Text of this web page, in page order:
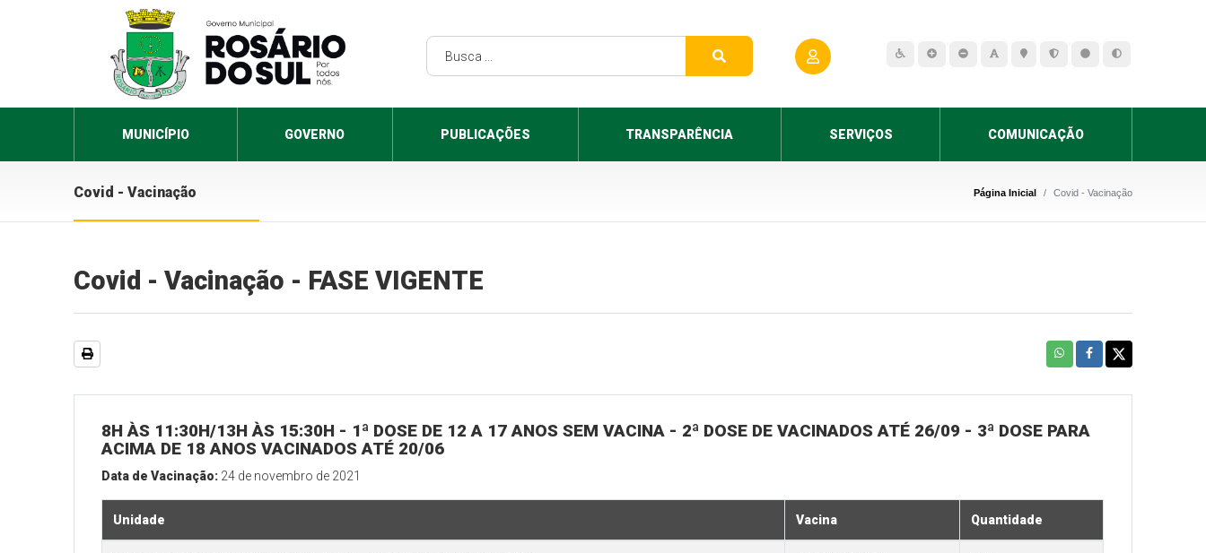
MUNICÍPIO GOVERNO PUBLICAÇÕES TRANSPARÊNCIA SERVIÇOS COMUNICAÇÃO
Covid - Vacinação Página Inicial Covid - Vacinação
Covid - Vacinação - FASE VIGENTE
8H ÀS 11:30H/13H ÀS 15:30H - 1ª DOSE DE 12 A 17 ANOS SEM VACINA - 2ª DOSE DE VACINADOS ATÉ 26/09 - 3ª DOSE PARA
ACIMA DE 18 ANOS VACINADOS ATÉ 20/06
Data de Vacinação: 24 de novembro de 2021
Unidade Vacina Quantidade